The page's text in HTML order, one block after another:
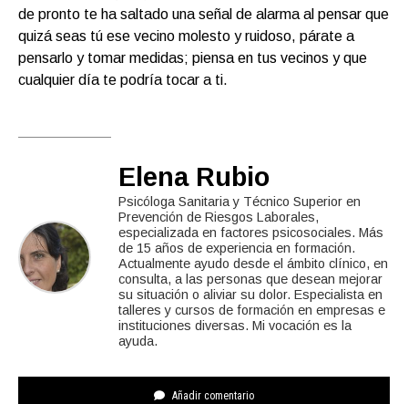
de pronto te ha saltado una señal de alarma al pensar que
quizá seas tú ese vecino molesto y ruidoso, párate a
pensarlo y tomar medidas; piensa en tus vecinos y que
cualquier día te podría tocar a ti.
Elena Rubio
Psicóloga Sanitaria y Técnico Superior en
Prevención de Riesgos Laborales,
especializada en factores psicosociales. Más
de 15 años de experiencia en formación.
Actualmente ayudo desde el ámbito clínico, en
consulta, a las personas que desean mejorar
su situación o aliviar su dolor. Especialista en
talleres y cursos de formación en empresas e
instituciones diversas. Mi vocación es la
ayuda.
Añadir comentario